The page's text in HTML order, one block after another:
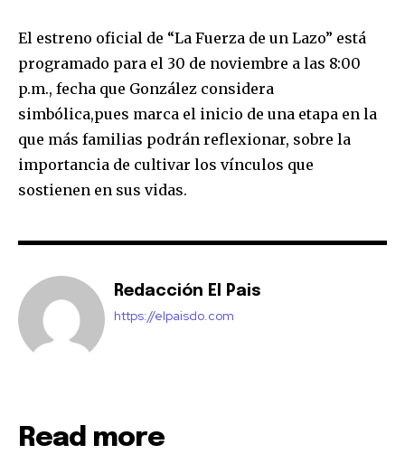
El estreno oficial de “La Fuerza de un Lazo” está
programado para el 30 de noviembre a las 8:00
p.m., fecha que González considera
simbólica,pues marca el inicio de una etapa en la
que más familias podrán reflexionar, sobre la
importancia de cultivar los vínculos que
sostienen en sus vidas.
Redacción El Pais
https://elpaisdo.com
Read more